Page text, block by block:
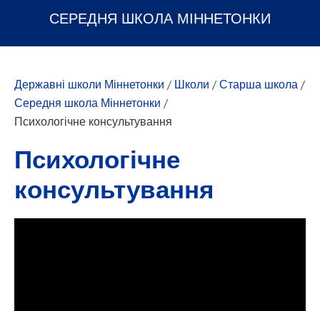
СЕРЕДНЯ ШКОЛА МІННЕТОНКИ
Державні школи Міннетонки / Школи /Старша школа/
Середня школа Міннетонки /
Психологічне консультування
Психологічне
консультування